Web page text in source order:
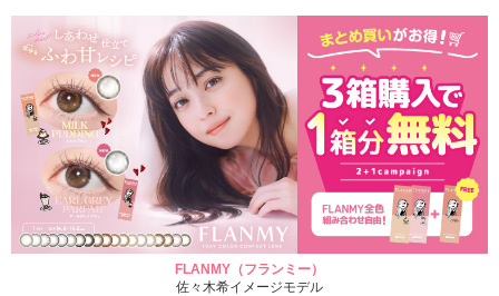
FLANMY（フランミー）
佐々木希イメージモデル